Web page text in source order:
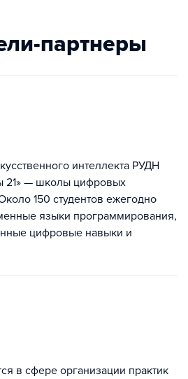
партнеры
интеллекта РУДН
21» — школы цифровых
150 студентов ежегодно
языки программирования,
цифровые навыки и
в сфере организации практик